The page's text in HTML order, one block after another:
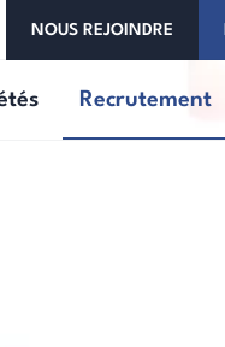
NOUS REJOINDRE
Recrutement